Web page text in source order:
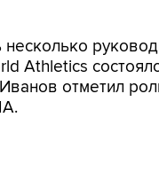
несколько
Athletics
отметил